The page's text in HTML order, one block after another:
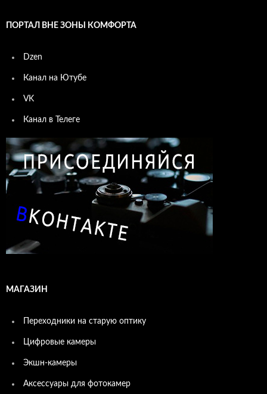
ПОРТАЛ ВНЕ ЗОНЫ КОМФОРТА
Dzen
Канал на Ютубе
VK
Канал в Телеге
МАГАЗИН
Переходники на старую оптику
Цифровые камеры
Экшн-камеры
Аксессуары для фотокамер